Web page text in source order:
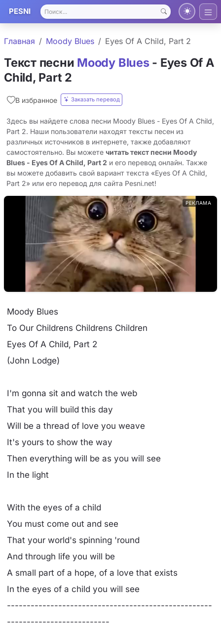
PESNI
Главная Moody Blues Eyes Of A Child, Part 2
Текст песни Moody Blues- Eyes Of A
Child, Part 2
В избранное Заказать перевод
Здесь вы найдете слова песни Moody Blues - Eyes Of A Child,
Part 2. Наши пользователи находят тексты песен из
различных источников в интернете, также добавляют
самостоятельно. Вы можете читать текст песни Moody
Blues - Eyes Of A Child, Part 2 и его перевод онлайн. Также
вы можете добавить свой вариант текста «Eyes Of A Child,
Part 2» или его перевод для сайта Pesni.net!
РЕКЛАМА
Moody Blues
To Our Childrens Childrens Children
Eyes Of A Child, Part 2
(John Lodge)
I'm gonna sit and watch the web
That you will build this day
Will be a thread of love you weave
It's yours to show the way
Then everything will be as you will see
In the light
With the eyes of a child
You must come out and see
That your world's spinning 'round
And through life you will be
A small part of a hope, of a love that exists
In the eyes of a child you will see
----------------------------------------------------
--------------------------